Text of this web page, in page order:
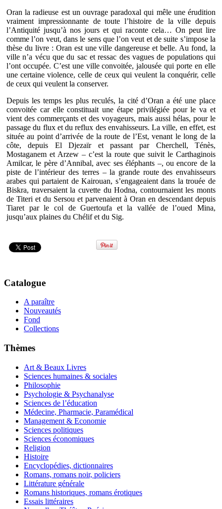
Oran la radieuse est un ouvrage paradoxal qui mêle une érudition
vraiment impressionnante de toute l’histoire de la ville depuis
l’Antiquité jusqu’à nos jours et qui raconte cela… On peut lire
comme l’on veut, dans le sens que l’on veut et de suite s’impose la
thèse du livre : Oran est une ville dangereuse et belle. Au fond, la
ville n’a vécu que du sac et ressac des vagues de populations qui
l’ont occupée. C’est une ville convoitée, jalousée qui porte en elle
une certaine violence, celle de ceux qui veulent la conquérir, celle
de ceux qui veulent la conserver.
Depuis les temps les plus reculés, la cité d’Oran a été une place
convoitée car elle constituait une étape privilégiée pour le va et
vient des commerçants et des voyageurs, mais aussi hélas, pour le
passage du flux et du reflux des envahisseurs. La ville, en effet, est
située au point d’arrivée de la route de l’Est, venant le long de la
côte, depuis El Djezaïr et passant par Cherchell, Ténès,
Mostaganem et Arzew – c’est la route que suivit le Carthaginois
Amilcar, le père d’Annibal, avec ses éléphants –, ou encore de la
piste de l’intérieur des terres – la grande route des envahisseurs
arabes qui partaient de Kairouan, s’engageaient dans la trouée de
Biskra, traversaient la cuvette du Hodna, contournaient les monts
de Titeri et du Sersou et parvenaient à Oran en descendant depuis
Tiaret par le col de Guertoufa et la vallée de l’oued Mina,
jusqu’aux plaines du Chélif et du Sig.
Catalogue
A paraître
Nouveautés
Fond
Collections
Thèmes
Art & Beaux Livres
Sciences humaines & sociales
Philosophie
Psychologie & Psychanalyse
Sciences de l’éducation
Médecine, Pharmacie, Paramédical
Management & Economie
Sciences politiques
Sciences économiques
Religion
Histoire
Encyclopédies, dictionnaires
Romans, romans noir, policiers
Littérature générale
Romans historiques, romans érotiques
Essais littéraires